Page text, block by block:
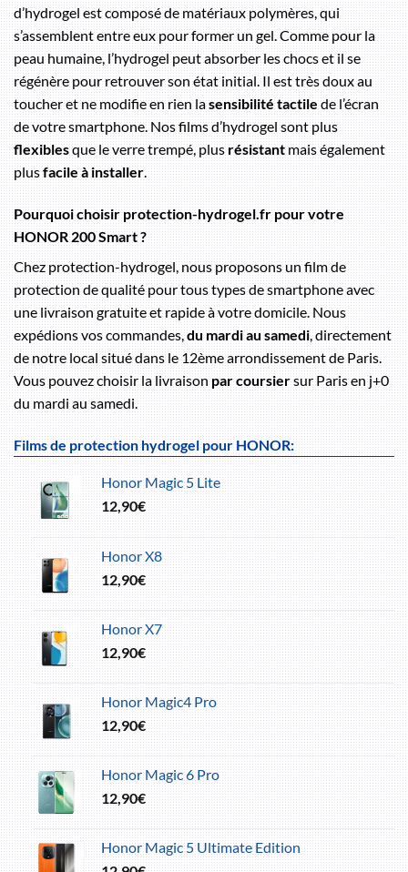
d’hydrogel est composé de matériaux polymères, qui
s’assemblent entre eux pour former un gel. Comme pour la
peau humaine, l’hydrogel peut absorber les chocs et il se
régénère pour retrouver son état initial. Il est très doux au
toucher et ne modifie en rien lasensibilité tactilede l’écran
de votre smartphone. Nos films d’hydrogel sont plus
flexiblesque le verre trempé, plusrésistantmais également
plusfacile à installer.
Pourquoi choisir protection-hydrogel.fr pour votre
HONOR 200 Smart ?
Chez protection-hydrogel, nous proposons un film de
protection de qualité pour tous types de smartphone avec
une livraison gratuite et rapide à votre domicile. Nous
expédions vos commandes,du mardi au samedi, directement
de notre local situé dans le 12ème arrondissement de Paris.
Vous pouvez choisir la livraisonpar coursiersur Paris en j+0
du mardi au samedi.
Films de protection hydrogel pour HONOR:
Honor Magic 5 Lite
12,90€
Honor X8
12,90€
Honor X7
12,90€
Honor Magic4 Pro
12,90€
Honor Magic 6 Pro
12,90€
Honor Magic 5 Ultimate Edition